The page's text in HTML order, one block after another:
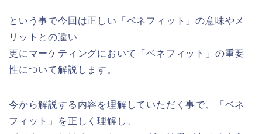
という事で今回は正しい「ベネフィット」の意味やメ
リットとの違い
更にマーケティングにおいて「ベネフィット」の重要
性について解説します。
今から解説する内容を理解していただく事で、「ベネ
フィット」を正しく理解し、